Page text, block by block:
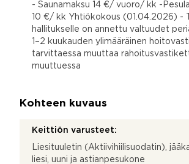
- Saunamaksu 14 €/ vuoro/ kk -
10 €/ kk Yhtiökokous (01.04.2026) -
hallitukselle on annettu valtuudet
1–2 kuukauden ylimääräinen
tarvittaessa muuttaa
muuttuessa
Kohteen kuvaus
Keittiön varusteet:
Liesituuletin (Aktiivihiilisuodatin),
liesi, uuni ja astianpesukone